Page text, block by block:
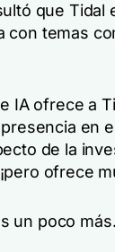
que Tidal
con temas
IA ofrece a
en
de la
ofrece
un poco más.